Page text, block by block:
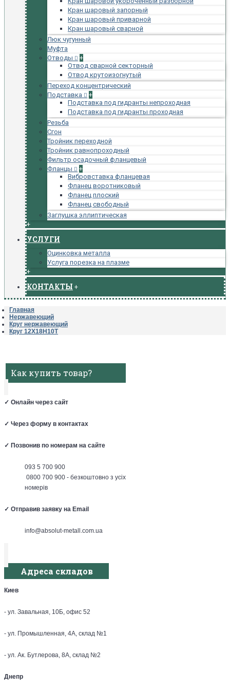
Кран шаровый запорный
Кран шаровый приварной
Кран шаровый сварной
Люк чугунный
Муфта
Отводы
+
Отвод сварной секторный
Отвод крутоизогнутый
Переход концентрический
Подставка
+
Подставка под гидранты непроходная
Подставка под гидранты проходная
Резьба
Сгон
Тройник переходной
Тройник равнопроходный
Фильтр осадочный фланцевый
Фланцы
+
Вибровставка фланцевая
Фланец воротниковый
Фланец плоский
Фланец свободный
Заглушка эллиптическая
+
УСЛУГИ
Оцинковка металла
Услуга порезка на плазме
+
КОНТАКТЫ +
Главная
Нержавеющий
Круг нержавеющий
Круг 12Х18Н10Т
Как купить товар?
✓ Онлайн через сайт
✓ Через форму в контактах
✓ Позвонив по номерам на сайте
093 5 700 900
0800 700 900 - безкоштовно з усіх
номерів
✓ Отправив заявку на Email
info@absolut-metall.com.ua
Адреса складов
Киев
- ул. Завальная, 10Б, офис 52
- ул. Промышленная, 4А, склад №1
- ул. Ак. Бутлерова, 8А, склад №2
Днепр